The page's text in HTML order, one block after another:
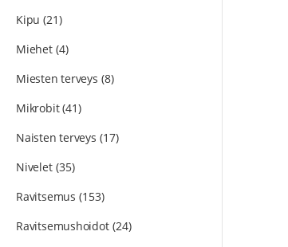
Kipu (21)
Miehet(4)
Miesten terveys (8)
Mikrobit(41)
Naisten terveys (17)
Nivelet(35)
Ravitsemus (153)
Ravitsemushoidot(24)